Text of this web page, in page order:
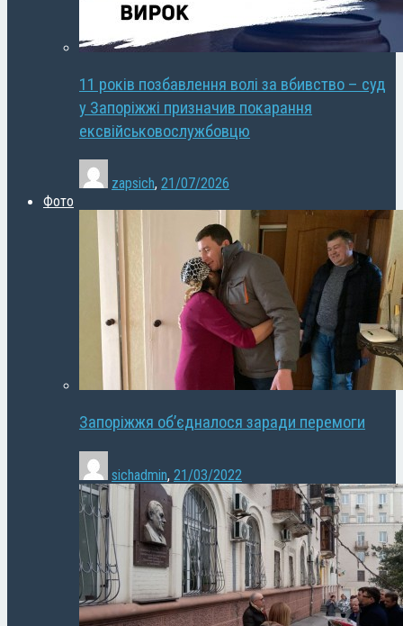
11 років позбавлення волі за вбивство – суд
у Запоріжжі призначив покарання
ексвійськовослужбовцю
zapsich, 21/07/2026
Фото
Запоріжжя об’єдналося заради перемоги
sichadmin, 21/03/2022